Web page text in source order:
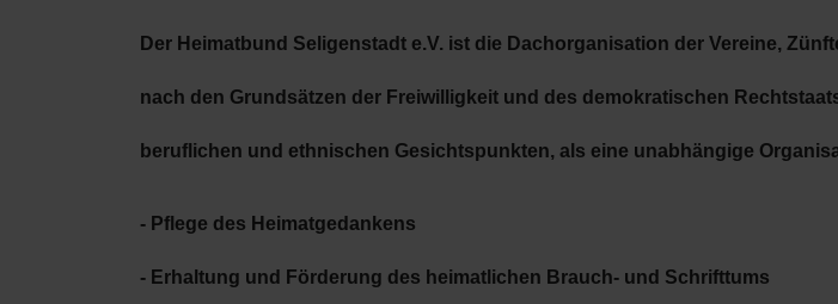
Der Heimatbund Seligenstadt e.V. ist die Dachorganisation der Vereine,
nach den Grundsätzen der Freiwilligkeit und des demokratischen
beruflichen und ethnischen Gesichtspunkten, als eine unabhängige
- Pflege des Heimatgedankens
- Erhaltung und Förderung des heimatlichen Brauch- und Schrifttums